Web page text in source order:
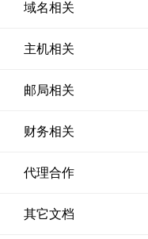
域名相关
主机相关
邮局相关
财务相关
代理合作
其它文档